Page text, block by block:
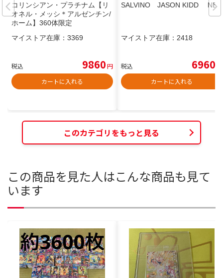
コリンシアン・プラチナム【リ
オネル・メッシ＊アルゼンチン/
ホーム】360体限定
マイストア在庫： 3369
税込 9860円
カートに入れる
SALVINO JASON KIDD NBA
マイストア在庫： 2418
税込 6960
カートに入れる
このカテゴリをもっと見る
この商品を見た人はこんな商品も見て
います